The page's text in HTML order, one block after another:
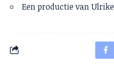
Een productie van